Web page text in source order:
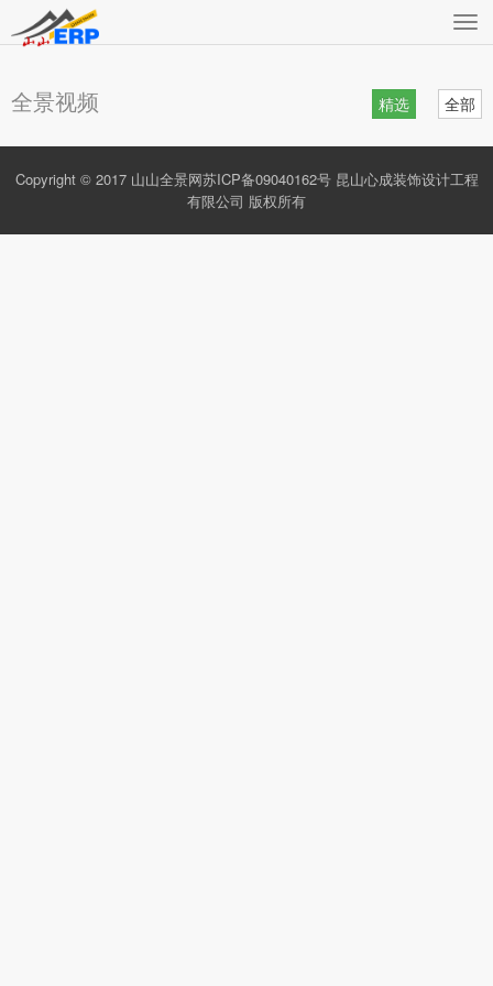
切
换
航
全景视频 精选 全部
Copyright © 2017 山山全景网苏ICP备09040162号昆山心成装饰设计工程
有限公司 版权所有